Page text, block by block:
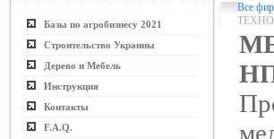
Базы по агробизнесу 2021
Строительство Украины
Дерево и Мебель
Инструкция
Контакты
F.A.Q.
Все